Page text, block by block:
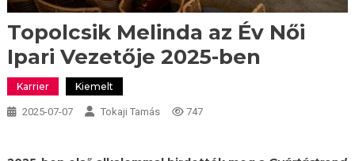
Topolcsik Melinda az Év Női
Ipari Vezetője 2025-ben
Karrier Kiemelt
2025-07-07 Tokaji Tamás 747